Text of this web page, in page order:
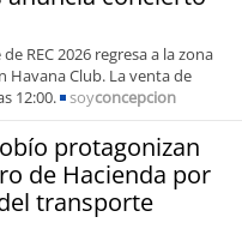
REC 2026 regresa a la zona
Havana Club. La venta de
12:00.
soyconcepcion
protagonizan
de Hacienda por
transporte